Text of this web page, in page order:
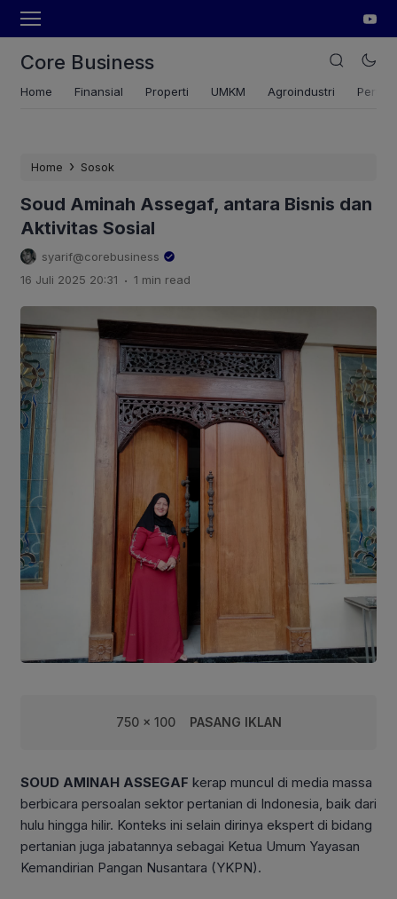
Core Business
Home Finansial Properti UMKM Agroindustri
Home › Sosok
Soud Aminah Assegaf, antara Bisnis dan
Aktivitas Sosial
syarif@corebusiness
16 Juli 2025 20:31 . 1 min read
750 x 100 PASANG IKLAN
SOUD AMINAH ASSEGAF kerap muncul di media massa
berbicara persoalan sektor pertanian di Indonesia, baik dari
hulu hingga hilir. Konteks ini selain dirinya ekspert di bidang
pertanian juga jabatannya sebagai Ketua Umum Yayasan
Kemandirian Pangan Nusantara (YKPN).